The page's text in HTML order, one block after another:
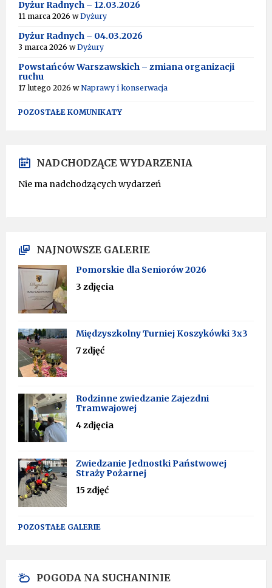
T
I
E
:
Dyżur Radnych – 12.03.2026
11 marca 2026 wDyżury
Dyżur Radnych – 04.03.2026
3 marca 2026 wDyżury
Powstańców Warszawskich – zmiana organizacji
ruchu
17 lutego 2026 wNaprawy i konserwacja
POZOSTAŁE KOMUNIKATY
NADCHODZĄCE WYDARZENIA
Nie ma nadchodzących wydarzeń
NAJNOWSZE GALERIE
Pomorskie dla Seniorów 2026
3 zdjęcia
Międzyszkolny Turniej Koszykówki 3x3
7 zdjęć
Rodzinne zwiedzanie Zajezdni
Tramwajowej
4 zdjęcia
Zwiedzanie Jednostki Państwowej
Straży Pożarnej
15 zdjęć
POZOSTAŁE GALERIE
POGODA NA SUCHANINIE